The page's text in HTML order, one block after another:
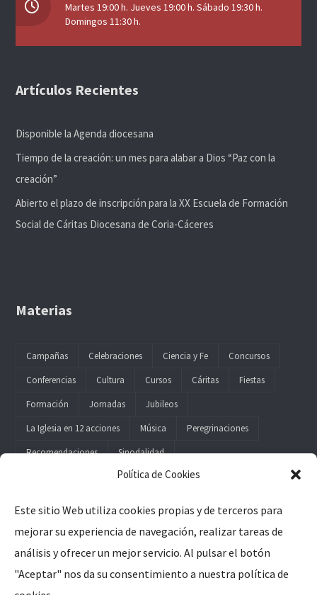
Política de Cookies
Este sitio Web utiliza cookies propias y de terceros para
mejorar su experiencia de navegación, realizar tareas de
análisis y ofrecer un mejor servicio. Al pulsar el botón
"Aceptar" nos da su consentimiento a nuestra política de
Martes 19:00 h. Jueves 19:00 h. Sábado 19:30 h.
Domingos 11:30 h.
Artículos Recientes
Disponible la Agenda diocesana
Tiempo de la creación: un mes para alabar a Dios “Paz con la
creación”
Abierto el plazo de inscripción para la XX Escuela de Formación
Social de Cáritas Diocesana de Coria-Cáceres
Materias
Campañas Celebraciones Ciencia y Fe
Concursos
Conferencias
Cultura Cursos Cáritas
Fiestas
Formación
Jornadas
Jubileos
La Iglesia en 12 acciones
Música
Peregrinaciones
Recomendaciones
Sinodalidad
Legal
Aviso Legal